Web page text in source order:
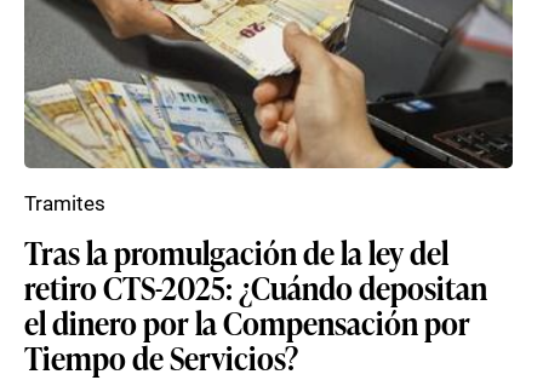
Tras la promulgación de la ley del
retiro CTS-2025: ¿Cuándo depositan
el dinero por la Compensación por
Tiempo de Servicios?
Tramites